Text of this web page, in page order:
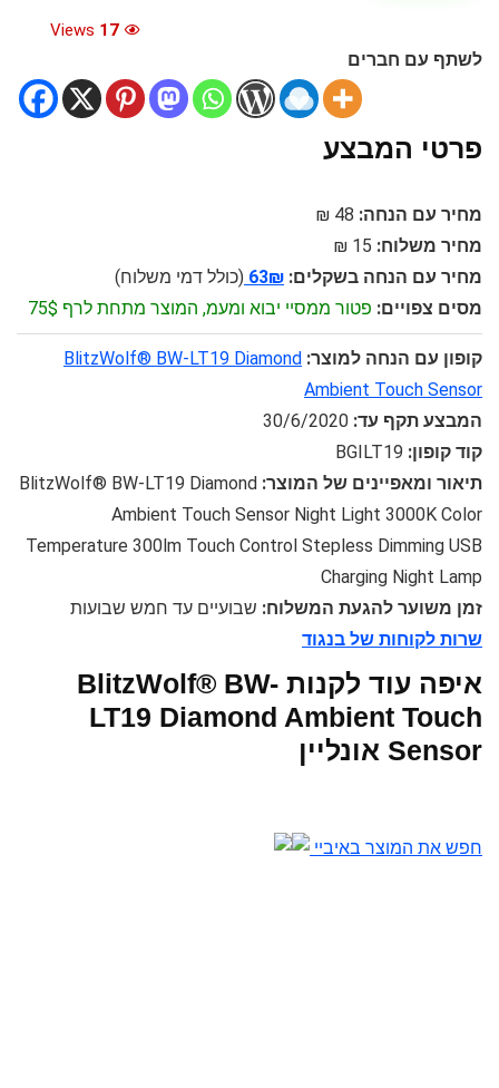
17
לשתף עם חברים
פרטי המבצע
מחיר עם הנחה: 48 ₪
מחיר משלוח: 15 ₪
מחיר עם הנחה בשקלים: 63₪ (כולל דמי משלוח)
מסים צפויים: פטור ממסיי יבוא ומעמ, המוצר מתחת לרף 75$
קופון עם הנחה למוצר: BlitzWolf® BW-LT19 Diamond
Ambient Touch Sensor
המבצע תקף עד: 30/6/2020
קוד קופון: BGILT19
תיאור ומאפיינים של המוצר: BlitzWolf® BW-LT19 Diamond
Ambient Touch Sensor Night Light 3000K Color
Temperature 300lm Touch Control Stepless Dimming USB
Charging Night Lamp
זמן משוער להגעת המשלוח: שבועיים עד חמש שבועות
שרות לקוחות של בנגוד
איפה עוד לקנות BlitzWolf® BW-
LT19 Diamond Ambient Touch
Sensor אונליין
חפש את המוצר באיביי